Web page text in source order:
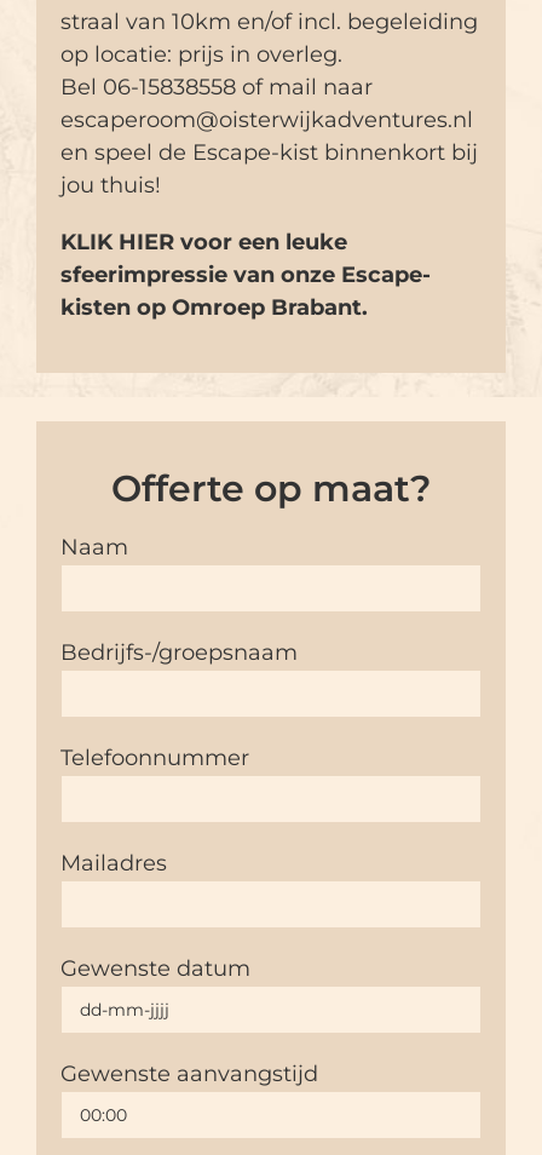
straal van 10km en/of incl. begeleiding
op locatie: prijs in overleg.
Bel 06-15838558 of mail naar
escaperoom@oisterwijkadventures.nl
en speel de Escape-kist binnenkort bij
jou thuis!
KLIK HIER voor een leuke
sfeerimpressie van onze Escape-
kisten op Omroep Brabant.
Offerte op maat?
Naam
Bedrijfs-/groepsnaam
Telefoonnummer
Mailadres
Gewenste datum
Gewenste aanvangstijd